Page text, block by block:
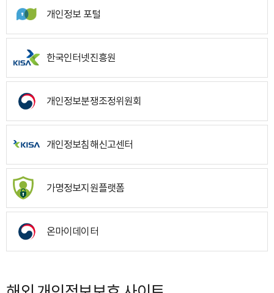
개인정보 포털
한국인터넷진흥원
개인정보분쟁조정위원회
개인정보침해신고센터
가명정보지원플랫폼
온마이데이터